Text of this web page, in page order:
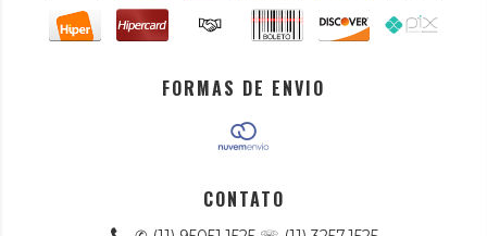
FORMAS DE ENVIO
CONTATO